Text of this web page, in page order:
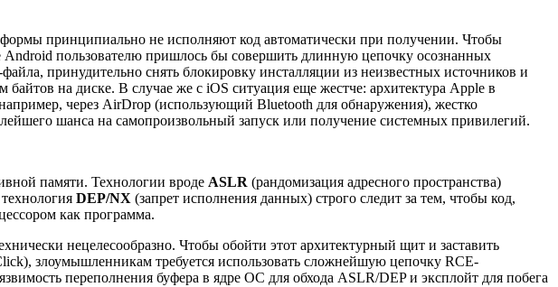
принципиально не исполняют код автоматически при получении. Чтобы
Android пользователю пришлось бы совершить длинную цепочку осознанных
принудительно снять блокировку инсталляции из неизвестных источников и
на диске. В случае же с iOS ситуация еще жестче: архитектура Apple в
через AirDrop (использующий Bluetooth для обнаружения), жестко
шанса на самопроизвольный запуск или получение системных привилегий.
памяти. Технологии вроде ASLR (рандомизация адресного пространства)
DEP/NX (запрет исполнения данных) строго следит за тем, чтобы код,
как программа.
нецелесообразно. Чтобы обойти этот архитектурный щит и заставить
злоумышленникам требуется использовать сложнейшую цепочку RCE-
переполнения буфера в ядре ОС для обхода ASLR/DEP и эксплойт для побега